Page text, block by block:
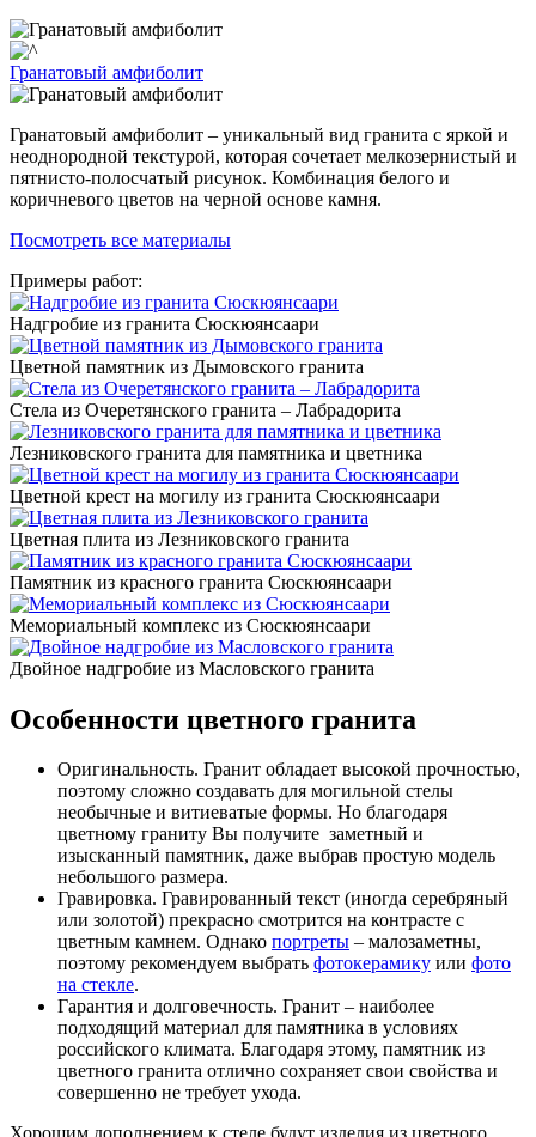
Гранатовый амфиболит
Гранатовый амфиболит – уникальный вид гранита с яркой и
неоднородной текстурой, которая сочетает мелкозернистый и
пятнисто-полосчатый рисунок. Комбинация белого и
коричневого цветов на черной основе камня.
Посмотреть все материалы
Примеры работ:
Надгробие из гранита Сюскюянсаари
Цветной памятник из Дымовского гранита
Стела из Очеретянского гранита – Лабрадорита
Лезниковского гранита для памятника и цветника
Цветной крест на могилу из гранита Сюскюянсаари
Цветная плита из Лезниковского гранита
Памятник из красного гранита Сюскюянсаари
Мемориальный комплекс из Сюскюянсаари
Двойное надгробие из Масловского гранита
Особенности цветного гранита
Оригинальность. Гранит обладает высокой прочностью,
поэтому сложно создавать для могильной стелы
необычные и витиеватые формы. Но благодаря
цветному граниту Вы получите заметный и
изысканный памятник, даже выбрав простую модель
небольшого размера.
Гравировка. Гравированный текст (иногда серебряный
или золотой) прекрасно смотрится на контрасте с
цветным камнем. Однако портреты – малозаметны,
поэтому рекомендуем выбрать фотокерамику или фото
на стекле.
Гарантия и долговечность. Гранит – наиболее
подходящий материал для памятника в условиях
российского климата. Благодаря этому, памятник из
цветного гранита отлично сохраняет свои свойства и
совершенно не требует ухода.